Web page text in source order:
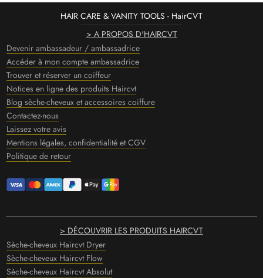
HAIR CARE & VANITY TOOLS - HairCVT
> A PROPOS D'HAIRCVT
Devenir ambassadeur / ambassadrice
Accéder à mon compte ambassadrice
Trouver et réserver un coiffeur
Notices en ligne des produits Haircvt
Blog sèche-cheveux et accessoires coiffure
Contactez-nous
Laissez votre avis
Mentions légales, confidentialité et CGV
Politique de retour
> DÉCOUVRIR LES PRODUITS HAIRCVT
Sèche-cheveux Haircvt Dryer
Sèche-cheveux Haircvt Flow
Sèche-cheveux Haircvt Absolut